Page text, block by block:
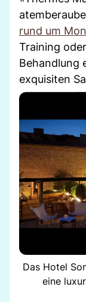
rund um
Training
Behandlung
exquisiten
Das Hotel
eine